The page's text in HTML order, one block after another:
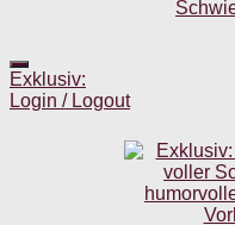
Exklusiv:
Login / Logout